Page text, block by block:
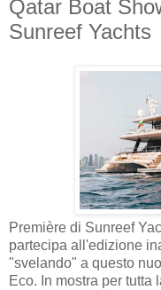
Qatar Boat
Sunreef Yachts
Première di Sunreef
partecipa all'edizione
"svelando" a questo
Eco. In mostra per